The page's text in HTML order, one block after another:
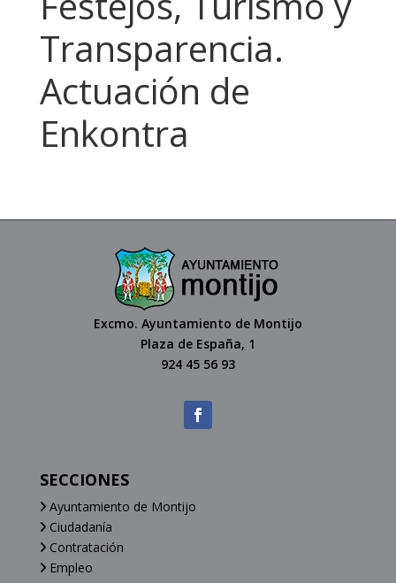
Transparencia.
Actuación de
Enkontra
Excmo. Ayuntamiento de Montijo
Plaza de España, 1
924 45 56 93
SECCIONES
Ayuntamiento de Montijo
Ciudadanía
Contratación
Empleo